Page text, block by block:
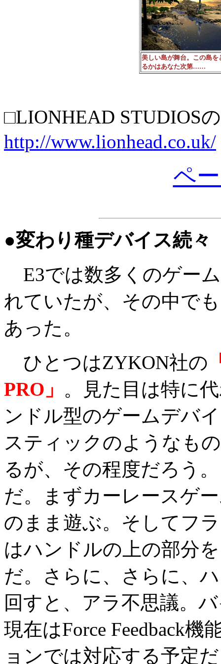
美しい島が舞台。この島を
るかはあなた次第……
□LIONHEAD STUDIOS
http://www.lionhead.co.uk/
ペ
●変わり種デバイス続々
E3では数多くのゲー
れていたが、その中で
あった。
ひとつはZYKON社の
PRO」 。見た目は特に
ンドル型のゲームデバ
スティックのようなも
るが、その程度だろう
だ。まずカーレースゲ
のまま遊ぶ。そしてフ
はハンドルの上の部分
だ。さらに、さらに、
回すと、アラ不思議。
現在はForce Feedback
ョンでは対応する予定